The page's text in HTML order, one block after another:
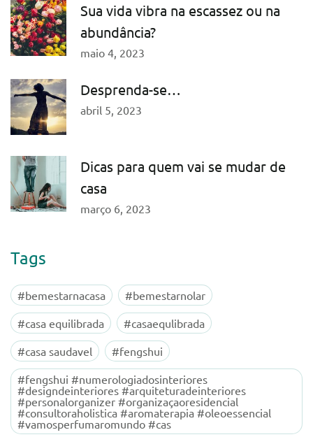
Sua vida vibra na escassez ou na
abundância?
maio 4, 2023
Desprenda-se…
abril 5, 2023
Dicas para quem vai se mudar de
casa
março 6, 2023
Tags
#bemestarnacasa
#bemestarnolar
#casa equilibrada
#casaequlibrada
#casa saudavel
#fengshui
#fengshui #numerologiadosinteriores
#designdeinteriores #arquiteturadeinteriores
#personalorganizer #organizaçaoresidencial
#consultoraholistica #aromaterapia #oleoessencial
#vamosperfumaromundo #cas